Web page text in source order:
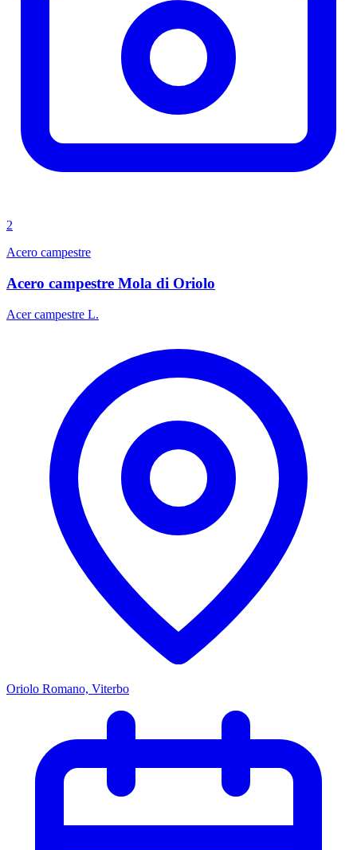
2
Acero campestre
Acero campestre Mola di Oriolo
Acer campestre L.
Oriolo Romano, Viterbo